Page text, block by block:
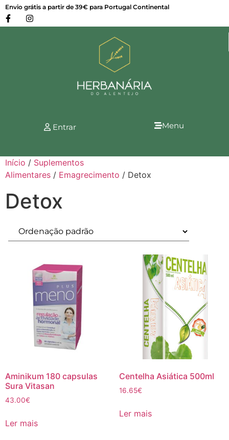
Envio grátis a partir de 39€ para Portugal Continental
Entrar Menu
Início / Suplementos
Alimentares / Emagrecimento / Detox
Detox
Aminikum 180 capsulas
Sura Vitasan
43.00€
Ler mais
Centelha Asiática 500ml
16.65€
Ler mais